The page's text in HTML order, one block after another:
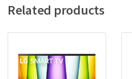
Related products